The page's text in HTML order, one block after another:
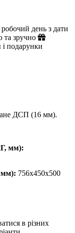
день з дати
та зручно
подарунки
ДСП (16 мм).
мм):
мм): 756х450х500
в різних